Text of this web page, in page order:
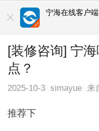
宁海在线客户端
[装修咨询] 宁
点？
2025-10-3 simayue 来
推荐下